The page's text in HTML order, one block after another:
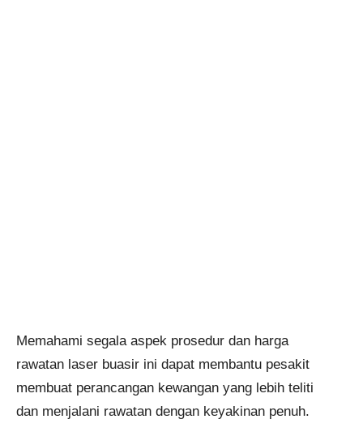
Memahami segala aspek prosedur dan harga
rawatan laser buasir ini dapat membantu pesakit
membuat perancangan kewangan yang lebih teliti
dan menjalani rawatan dengan keyakinan penuh.